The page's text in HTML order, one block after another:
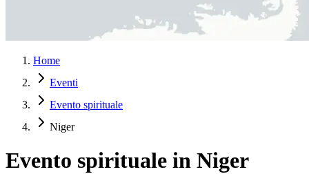
Home
Eventi
Evento spirituale
Niger
Evento spirituale in Niger